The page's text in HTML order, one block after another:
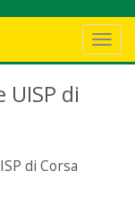
di
di Corsa